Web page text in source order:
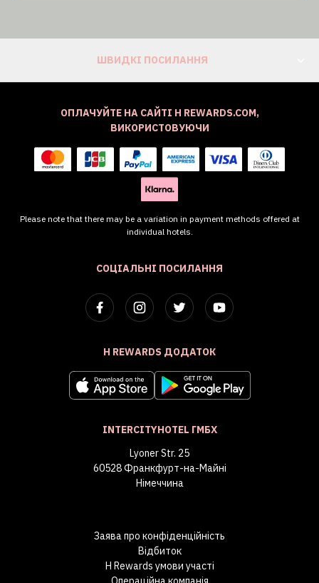
ШВИДКІ ПОСИЛАННЯ
СОЦІАЛЬНІ ПОСИЛАННЯ
H REWARDS ДОДАТОК
INTERCITYHOTEL ГМБХ
Lyoner Str. 25
60528 Франкфурт-на-Майні
Німеччина
ОПЛАЧУЙТЕ НА САЙТІ H REWARDS.COM,
ВИКОРИСТОВУЮЧИ
Please note that there may be a variation in payment methods offered at
individual hotels.
Заява про конфіденційність
Відбиток
H Rewards умови участі